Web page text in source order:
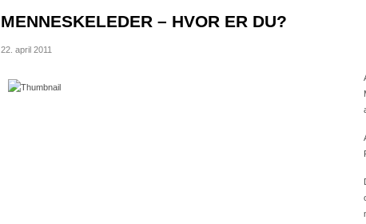
MENNESKELEDER – HVOR ER DU?
22. april 2011